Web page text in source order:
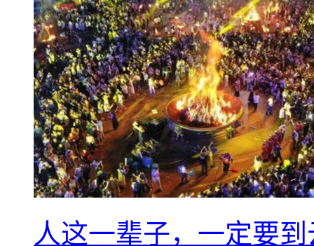
人这一辈子，一定要